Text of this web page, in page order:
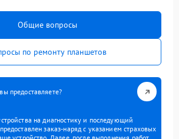
Общие вопросы
по ремонту планшетов
предоставляете?
на диагностику и последующий
заказ-наряд с указанием страховых